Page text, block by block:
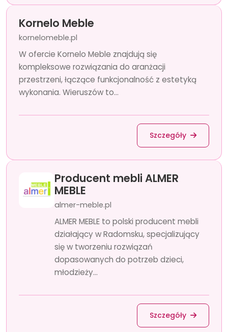
Kornelo Meble
kornelomeble.pl
W ofercie Kornelo Meble znajdują się
kompleksowe rozwiązania do aranżacji
przestrzeni, łączące funkcjonalność z estetyką
wykonania. Wieruszów to...
Szczegóły
Producent mebli ALMER
MEBLE
almer-meble.pl
ALMER MEBLE to polski producent mebli
działający w Radomsku, specjalizujący
się w tworzeniu rozwiązań
dopasowanych do potrzeb dzieci,
młodzieży...
Szczegóły